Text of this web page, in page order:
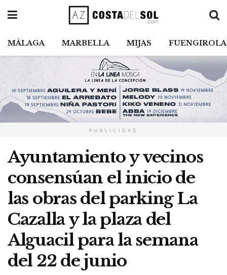
MÁLAGA MARBELLA MIJAS FUENGIROLA
PUBLICIDAD
Ayuntamiento y vecinos
consensúan el inicio de
las obras del parking La
Cazalla y la plaza del
Alguacil para la semana
del 22 de junio